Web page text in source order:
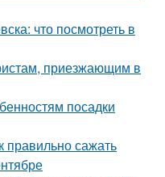
что посмотреть в
приезжающим в
посадки
сажать